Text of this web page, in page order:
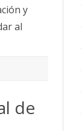
y
al
de